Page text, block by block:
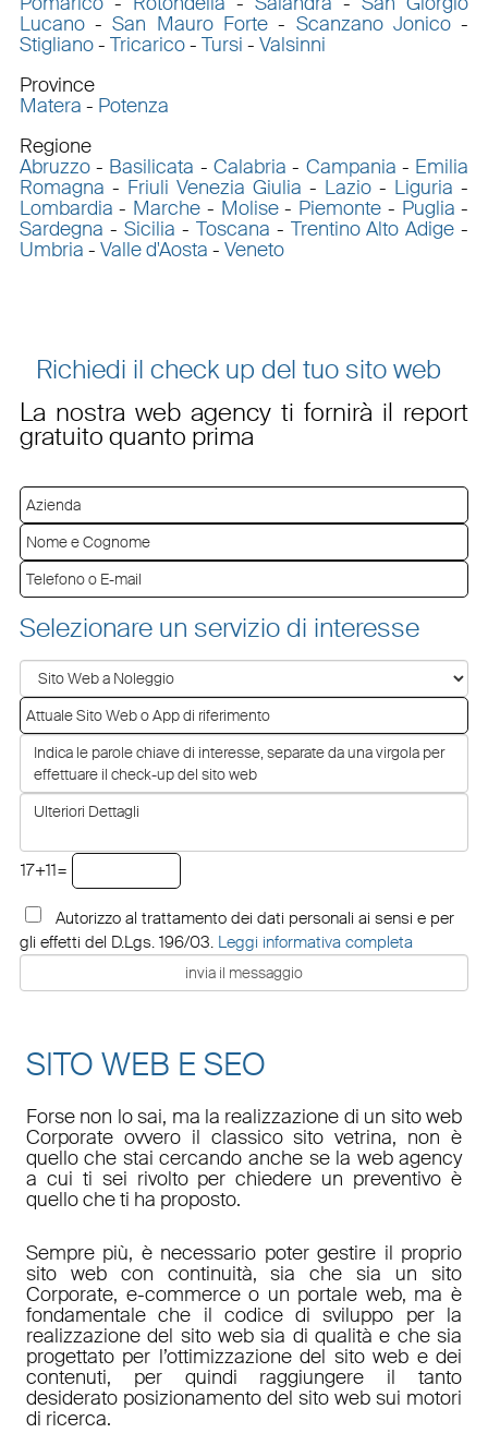
Lucano-San Mauro Forte- Scanzano Jonico -
Stigliano- Tricarico- Tursi - Valsinni
Province
Matera - Potenza
Regione
Abruzzo- Basilicata - Calabria - Campania - Emilia
Romagna - Friuli Venezia Giulia - Lazio - Liguria -
Lombardia - Marche - Molise- Piemonte - Puglia -
Sardegna - Sicilia - Toscana - Trentino Alto Adige -
Umbria - Valle d'Aosta - Veneto
Richiedi il check up del tuo sito web
La nostra web agency ti fornirà il report
gratuito quanto prima
Selezionare un servizio di interesse
17+11=
Autorizzo al trattamento dei dati personali ai sensi e per
gli effetti del D.Lgs. 196/03. Leggi informativa completa
SITO WEB E SEO
Forse non lo sai, ma la realizzazione di un sito web
Corporate ovvero il classico sito vetrina, non è
quello che stai cercando anche se la web agency
a cui ti sei rivolto per chiedere un preventivo è
quello che ti ha proposto.
Sempre più, è necessario poter gestire il proprio
sito web con continuità, sia che sia un sito
Corporate, e-commerce o un portale web, ma è
fondamentale che il codice di sviluppo per la
realizzazione del sito web sia di qualità e che sia
progettato per l’ottimizzazione del sito web e dei
contenuti, per quindi raggiungere il tanto
desiderato posizionamento del sito web sui motori
di ricerca.